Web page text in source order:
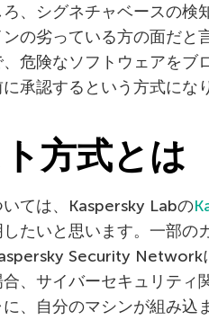
、シグネチャベースの検
の劣っている方の面だと
危険なソフトウェアをブ
承認するという方式にな
方式とは
ては、Kaspersky Labの
たいと思います。一部の
Security Network
、サイバーセキュリティ
、自分のマシンが組み込